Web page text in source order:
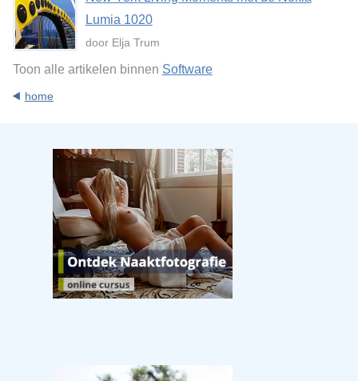
Lumia 1020
door Elja Trum
Toon alle artikelen binnen Software
home